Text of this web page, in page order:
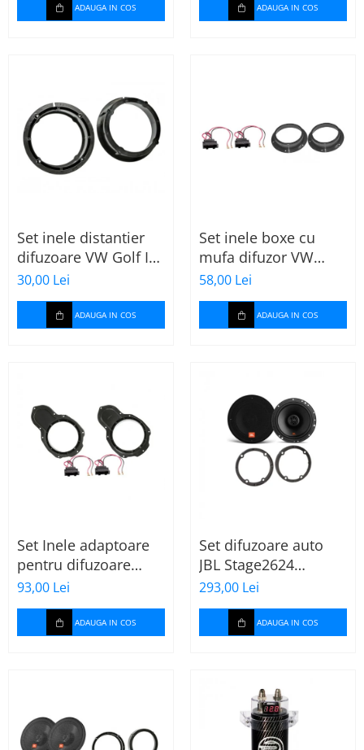
ADAUGA IN COS ADAUGA IN COS
Set inele distantier
difuzoare VW Golf IV
(1996-2005) 165mm
30,00 Lei
ADAUGA IN COS
Set inele boxe cu
mufa difuzor VW
Skoda
58,00 Lei
ADAUGA IN COS
Set Inele adaptoare
pentru difuzoare
auto cu conectori VW
Passat B6 fata
93,00 Lei
ADAUGA IN COS
Set difuzoare auto
JBL Stage2624
Mercedes Vito/Viano,
VW Crafter
293,00 Lei
ADAUGA IN COS